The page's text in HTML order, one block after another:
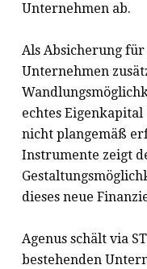
Unternehmen ab.
Als Absicherung
Unternehmen
echtes
nicht plangemäß
Instrumente zeigt
dieses neue
Agenus schält via
bestehenden